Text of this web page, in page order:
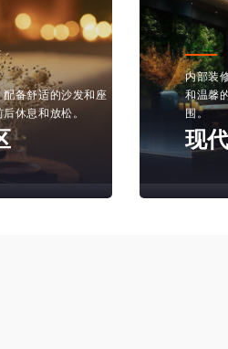
备舒适的沙发和座
休息和放松。
内部装
和温馨
围。
现